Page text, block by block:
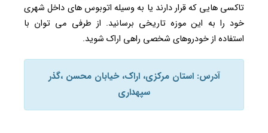
تاکسی هایی که قرار دارند یا به وسیله اتوبوس های داخل شهری
خود را به این موزه تاریخی برسانید. از طرفی می توان با
استفاده از خودروهای شخصی راهی اراک شوید.
آدرس: استان مرکزی، اراک، خیابان محسن ،گذر
سپهداری